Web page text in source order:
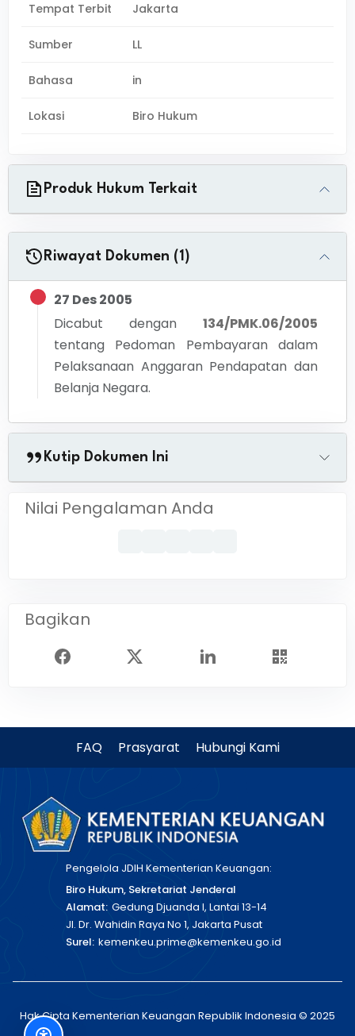
Tempat Terbit Jakarta
Sumber LL
Bahasa in
Lokasi Biro Hukum
Produk Hukum Terkait
Riwayat Dokumen (1)
27 Des 2005
Dicabut dengan
134/PMK.06/2005
tentang Pedoman Pembayaran dalam
Pelaksanaan Anggaran Pendapatan dan
Belanja Negara.
Kutip Dokumen Ini
Nilai Pengalaman Anda
Bagikan
FAQ Prasyarat Hubungi Kami
Pengelola JDIH Kementerian Keuangan:
Biro Hukum, Sekretariat Jenderal
Alamat: Gedung Djuanda I, Lantai 13-14
Jl. Dr. Wahidin Raya No 1, Jakarta Pusat
Surel: kemenkeu.prime@kemenkeu.go.id
Hak Cipta Kementerian Keuangan Republik Indonesia © 2025